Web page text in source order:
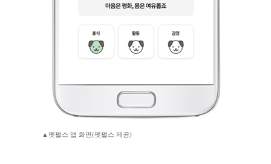
▲펫펄스 앱 화면(펫펄스 제공)